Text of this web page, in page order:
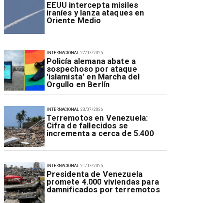
EEUU intercepta misiles
iraníes y lanza ataques en
Oriente Medio
27/07/2026
Policía alemana abate a
sospechoso por ataque
'islamista' en Marcha del
Orgullo en Berlín
INTERNACIONAL
23/07/2026
Terremotos en Venezuela:
Cifra de fallecidos se
incrementa a cerca de 5.400
INTERNACIONAL
21/07/2026
Presidenta de Venezuela
promete 4.000 viviendas para
damnificados por terremotos
INTERNACIONAL